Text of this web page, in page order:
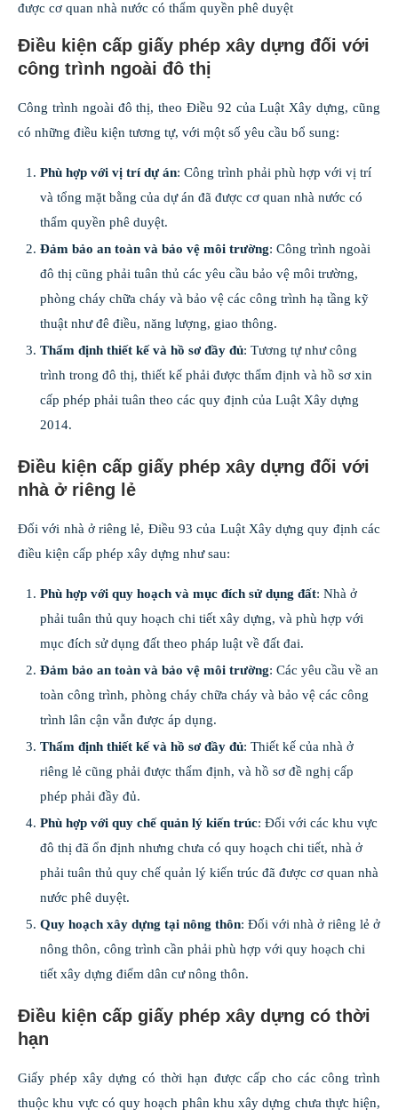
được cơ quan nhà nước có thẩm quyền phê duyệt
Điều kiện cấp giấy phép xây dựng đối với
công trình ngoài đô thị
Công trình ngoài đô thị, theo Điều 92 của Luật Xây dựng, cũng
có những điều kiện tương tự, với một số yêu cầu bổ sung:
Phù hợp với vị trí dự án: Công trình phải phù hợp với vị trí
và tổng mặt bằng của dự án đã được cơ quan nhà nước có
thẩm quyền phê duyệt.
Đảm bảo an toàn và bảo vệ môi trường: Công trình ngoài
đô thị cũng phải tuân thủ các yêu cầu bảo vệ môi trường,
phòng cháy chữa cháy và bảo vệ các công trình hạ tầng kỹ
thuật như đê điều, năng lượng, giao thông.
Thẩm định thiết kế và hồ sơ đầy đủ: Tương tự như công
trình trong đô thị, thiết kế phải được thẩm định và hồ sơ xin
cấp phép phải tuân theo các quy định của Luật Xây dựng
2014.
Điều kiện cấp giấy phép xây dựng đối với
nhà ở riêng lẻ
Đối với nhà ở riêng lẻ, Điều 93 của Luật Xây dựng quy định các
điều kiện cấp phép xây dựng như sau:
Phù hợp với quy hoạch và mục đích sử dụng đất: Nhà ở
phải tuân thủ quy hoạch chi tiết xây dựng, và phù hợp với
mục đích sử dụng đất theo pháp luật về đất đai.
Đảm bảo an toàn và bảo vệ môi trường: Các yêu cầu về an
toàn công trình, phòng cháy chữa cháy và bảo vệ các công
trình lân cận vẫn được áp dụng.
Thẩm định thiết kế và hồ sơ đầy đủ: Thiết kế của nhà ở
riêng lẻ cũng phải được thẩm định, và hồ sơ đề nghị cấp
phép phải đầy đủ.
Phù hợp với quy chế quản lý kiến trúc: Đối với các khu vực
đô thị đã ổn định nhưng chưa có quy hoạch chi tiết, nhà ở
phải tuân thủ quy chế quản lý kiến trúc đã được cơ quan nhà
nước phê duyệt.
Quy hoạch xây dựng tại nông thôn: Đối với nhà ở riêng lẻ ở
nông thôn, công trình cần phải phù hợp với quy hoạch chi
tiết xây dựng điểm dân cư nông thôn.
Điều kiện cấp giấy phép xây dựng có thời
hạn
Giấy phép xây dựng có thời hạn được cấp cho các công trình
thuộc khu vực có quy hoạch phân khu xây dựng chưa thực hiện,